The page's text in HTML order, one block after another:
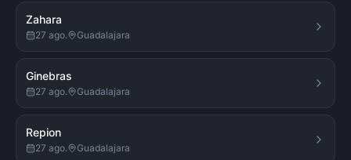
Zahara
27 ago. Guadalajara
Ginebras
27 ago. Guadalajara
Repion
27 ago. Guadalajara